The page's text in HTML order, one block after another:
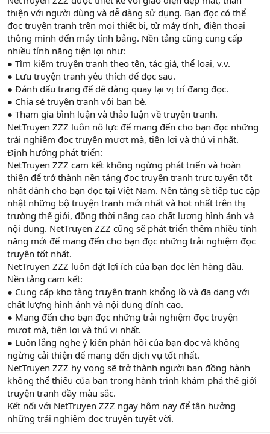
thiện với người dùng và dễ dàng sử dụng. Bạn đọc có thể
đọc truyện tranh trên mọi thiết bị, từ máy tính, điện thoại
thông minh đến máy tính bảng. Nền tảng cũng cung cấp
nhiều tính năng tiện lợi như:
● Tìm kiếm truyện tranh theo tên, tác giả, thể loại, v.v.
● Lưu truyện tranh yêu thích để đọc sau.
● Đánh dấu trang để dễ dàng quay lại vị trí đang đọc.
● Chia sẻ truyện tranh với bạn bè.
● Tham gia bình luận và thảo luận về truyện tranh.
NetTruyen ZZZ luôn nỗ lực để mang đến cho bạn đọc những
trải nghiệm đọc truyện mượt mà, tiện lợi và thú vị nhất.
Định hướng phát triển:
NetTruyen ZZZ cam kết không ngừng phát triển và hoàn
thiện để trở thành nền tảng đọc truyện tranh trực tuyến tốt
nhất dành cho bạn đọc tại Việt Nam. Nền tảng sẽ tiếp tục cập
nhật những bộ truyện tranh mới nhất và hot nhất trên thị
trường thế giới, đồng thời nâng cao chất lượng hình ảnh và
nội dung. NetTruyen ZZZ cũng sẽ phát triển thêm nhiều tính
năng mới để mang đến cho bạn đọc những trải nghiệm đọc
truyện tốt nhất.
NetTruyen ZZZ luôn đặt lợi ích của bạn đọc lên hàng đầu.
Nền tảng cam kết:
● Cung cấp kho tàng truyện tranh khổng lồ và đa dạng với
chất lượng hình ảnh và nội dung đỉnh cao.
● Mang đến cho bạn đọc những trải nghiệm đọc truyện
mượt mà, tiện lợi và thú vị nhất.
● Luôn lắng nghe ý kiến phản hồi của bạn đọc và không
ngừng cải thiện để mang đến dịch vụ tốt nhất.
NetTruyen ZZZ hy vọng sẽ trở thành người bạn đồng hành
không thể thiếu của bạn trong hành trình khám phá thế giới
truyện tranh đầy màu sắc.
Kết nối với NetTruyen ZZZ ngay hôm nay để tận hưởng
những trải nghiệm đọc truyện tuyệt vời.